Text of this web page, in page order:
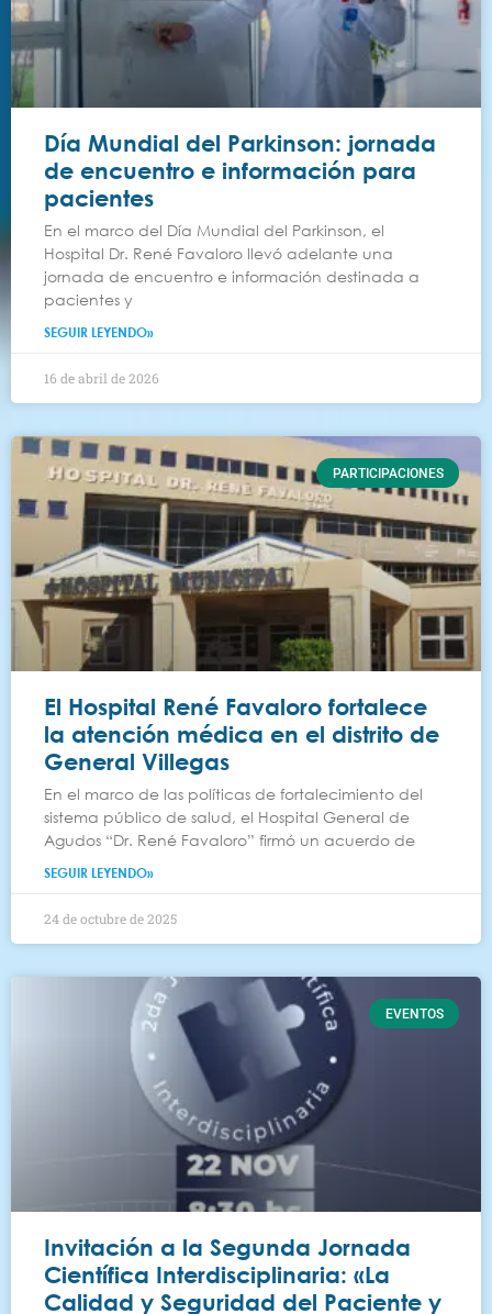
Día Mundial del Parkinson: jornada
de encuentro e información para
pacientes
En el marco del Día Mundial del Parkinson, el
Hospital Dr. René Favaloro llevó adelante una
jornada de encuentro e información destinada a
pacientes y
SEGUIR LEYENDO»
16 de abril de 2026
PARTICIPACIONES
El Hospital René Favaloro fortalece
la atención médica en el distrito de
General Villegas
En el marco de las políticas de fortalecimiento del
sistema público de salud, el Hospital General de
Agudos “Dr. René Favaloro” firmó un acuerdo de
SEGUIR LEYENDO»
24 de octubre de 2025
EVENTOS
Invitación a la Segunda Jornada
Científica Interdisciplinaria: «La
Calidad y Seguridad del Paciente y